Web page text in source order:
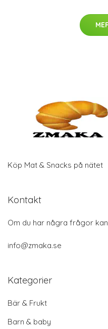
Köp Mat & Snacks på nätet
Kontakt
Om du har några frågor
info@zmaka.se
Kategorier
Bär & Frukt
Barn & baby